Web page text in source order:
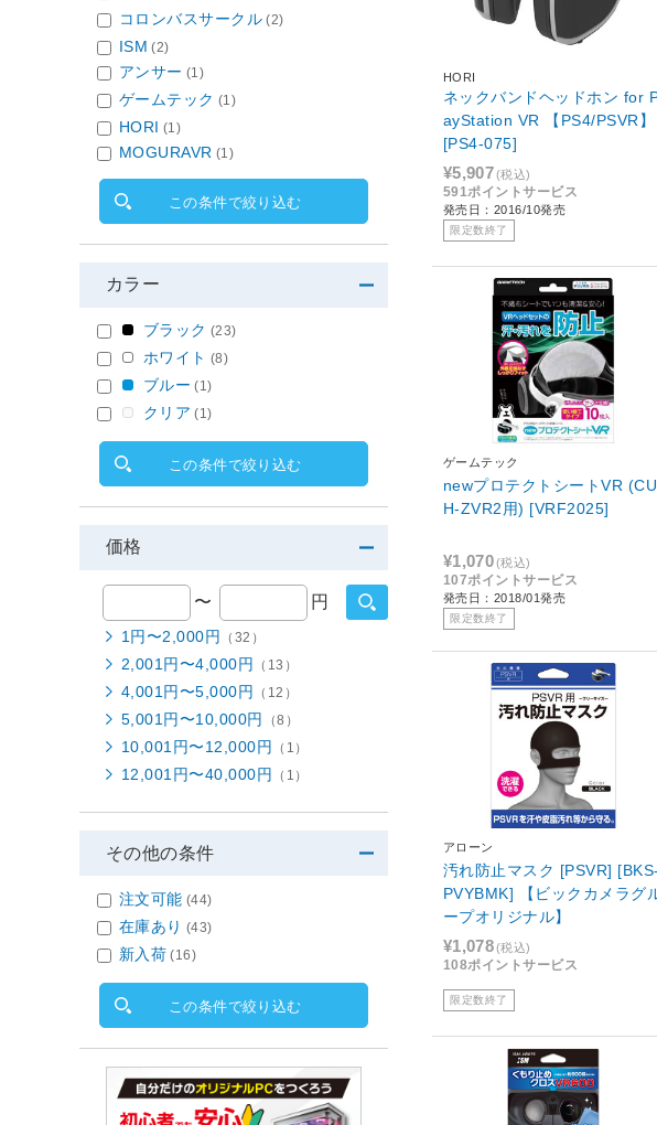
HORI
ネックバンドヘッドホン for
ayStation VR 【PS4/PSVR】
[PS4-075]
¥5,907(税込)
591ポイントサービス
発売日：2016/10発売
限定数終了
ゲームテック
newプロテクトシートVR (CU
H-ZVR2用) [VRF2025]
¥1,070(税込)
107ポイントサービス
発売日：2018/01発売
限定数終了
アローン
汚れ防止マスク [PSVR] [BKS-
PVYBMK] 【ビックカメラグ
ープオリジナル】
¥1,078(税込)
108ポイントサービス
限定数終了
コロンバスサークル (2)
ISM (2)
アンサー (1)
ゲームテック (1)
HORI (1)
MOGURAVR (1)
この条件で絞り込む
カラー
ブラック (23)
ホワイト (8)
ブルー (1)
クリア (1)
この条件で絞り込む
価格
〜 円
1円〜2,000円 （32）
2,001円〜4,000円 （13）
4,001円〜5,000円 （12）
5,001円〜10,000円 （8）
10,001円〜12,000円 （1）
12,001円〜40,000円 （1）
その他の条件
注文可能 (44)
在庫あり (43)
新入荷 (16)
この条件で絞り込む